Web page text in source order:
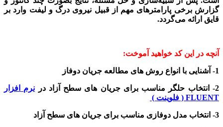
گزارش برخی پارامتر‌های مهم از قبیل نیروی درگ و لیفت وارد بر
قایق ارائه می‌گردد.
آنچه در این کد خواهید آموخت:
1- آشنایی با انواع روش های مطالعه جریان دوفاز
2- انتخاب حلگر مناسب برای جریان های سطح آزاد در
نرم افزار
FLUENT ( فلوینت )
3- انتخاب مدل دوفازی مناسب برای جریان های سطح آزاد